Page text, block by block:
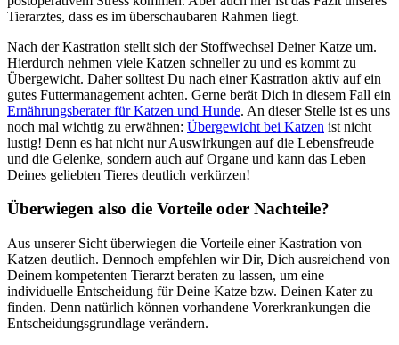
Tierarztes, dass es im überschaubaren Rahmen liegt.
Nach der Kastration stellt sich der Stoffwechsel Deiner Katze um.
Hierdurch nehmen viele Katzen schneller zu und es kommt zu
Übergewicht. Daher solltest Du nach einer Kastration aktiv auf ein
gutes Futtermanagement achten. Gerne berät Dich in diesem Fall ein
Ernährungsberater für Katzen und Hunde. An dieser Stelle ist es uns
noch mal wichtig zu erwähnen: Übergewicht bei Katzen ist nicht
lustig! Denn es hat nicht nur Auswirkungen auf die Lebensfreude
und die Gelenke, sondern auch auf Organe und kann das Leben
Deines geliebten Tieres deutlich verkürzen!
Überwiegen also die Vorteile oder Nachteile?
Aus unserer Sicht überwiegen die Vorteile einer Kastration von
Katzen deutlich. Dennoch empfehlen wir Dir, Dich ausreichend von
Deinem kompetenten Tierarzt beraten zu lassen, um eine
individuelle Entscheidung für Deine Katze bzw. Deinen Kater zu
finden. Denn natürlich können vorhandene Vorerkrankungen die
Entscheidungsgrundlage verändern.